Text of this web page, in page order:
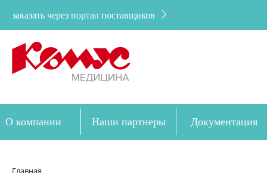
заказать через портал поставщиков
О компании Наши партнеры Документация
Главная